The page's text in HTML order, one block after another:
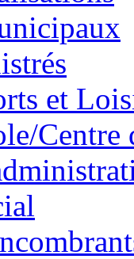
et
Centre